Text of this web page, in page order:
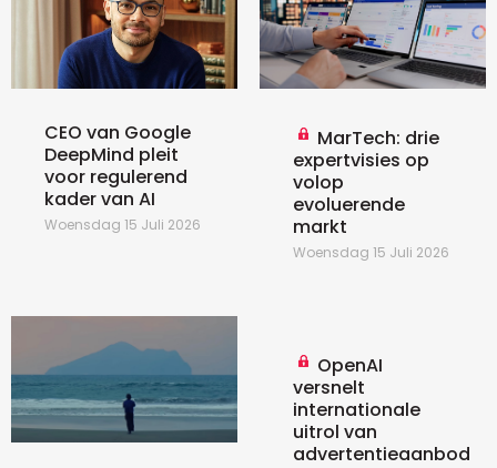
CEO van Google
DeepMind pleit
voor regulerend
kader van AI
Woensdag 15 Juli 2026
MarTech: drie
expertvisies op
volop
evoluerende
markt
Woensdag 15 Juli 2026
OpenAI
versnelt
internationale
uitrol van
advertentieaanbod